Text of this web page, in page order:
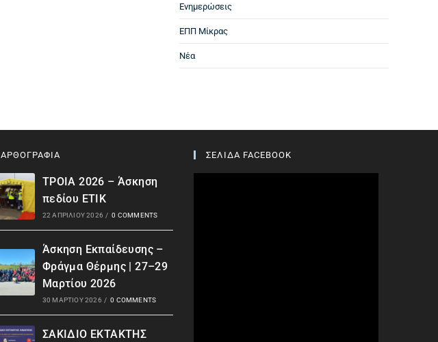
Ενημερώσεις
ΕΠΠ Μίκρας
Νέα
ΑΡΘΟΓΡΑΦΙΑ
ΤΡΟΙΑ 2026 – Άσκηση
πεδίου ΕΤΙΚ
22 ΑΠΡΙΛΊΟΥ 2026 / 0 COMMENTS
Άσκηση Εκπαίδευσης –
Φράγμα Θέρμης | 27–29
Μαρτίου 2026
30 ΜΑΡΤΊΟΥ 2026 / 0 COMMENTS
ΣΑΚΙΔΙΟ ΕΚΤΑΚΤΗΣ
ΣΕΛΙΔΑ FACEBOOK